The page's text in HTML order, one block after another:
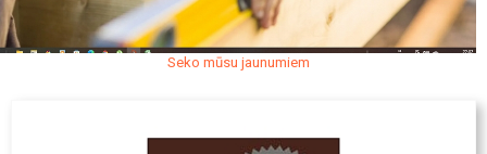
Seko mūsu jaunumiem